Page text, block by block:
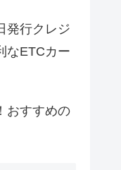
発行クレジ
なETCカー
おすすめの